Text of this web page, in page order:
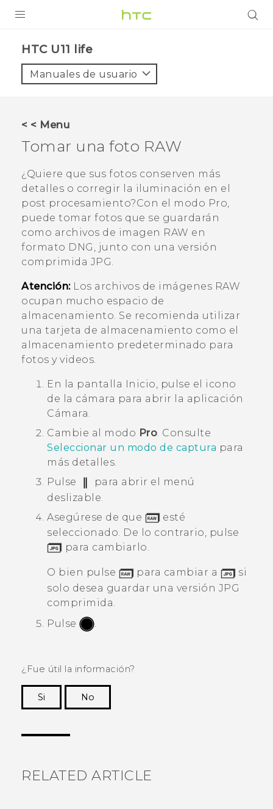
VIVE
AYUDA
HTC Devices & Accessories
Video Tutorials
HTC U11 life‎
Manuales de usuario
< < Menu
Tomar una foto RAW
¿Quiere que sus fotos conserven más
detalles o corregir la iluminación en el
post procesamiento?Con el modo Pro,
puede tomar fotos que se guardarán
como archivos de imagen RAW en
formato DNG, junto con una versión
comprimida JPG.
Atención:Los archivos de imágenes RAW
ocupan mucho espacio de
almacenamiento. Se recomienda utilizar
una tarjeta de almacenamiento como el
almacenamiento predeterminado para
fotos y videos.
En la pantalla Inicio, pulse el icono
de la cámara para abrir la aplicación
Cámara.
Cambie al modo Pro. Consulte
Seleccionar un modo de captura para
más detalles.
Pulse
para abrir el menú
deslizable.
Asegúrese de que
esté
seleccionado. De lo contrario, pulse
para cambiarlo.
O bien pulse para cambiar a
si
solo desea guardar una versión JPG
comprimida.
Pulse
¿Fue útil la información?
Si
No
RELATED ARTICLE